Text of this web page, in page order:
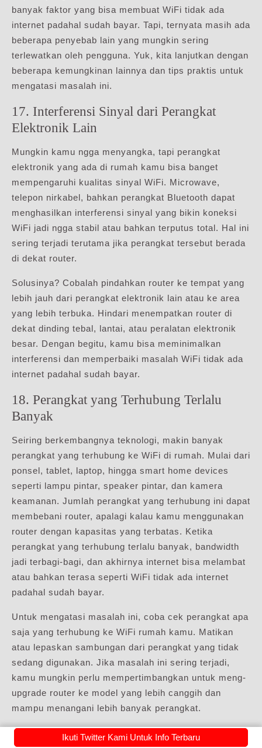
banyak faktor yang bisa membuat WiFi tidak ada
internet padahal sudah bayar. Tapi, ternyata masih ada
beberapa penyebab lain yang mungkin sering
terlewatkan oleh pengguna. Yuk, kita lanjutkan dengan
beberapa kemungkinan lainnya dan tips praktis untuk
mengatasi masalah ini.
17. Interferensi Sinyal dari Perangkat
Elektronik Lain
Mungkin kamu ngga menyangka, tapi perangkat
elektronik yang ada di rumah kamu bisa banget
mempengaruhi kualitas sinyal WiFi. Microwave,
telepon nirkabel, bahkan perangkat Bluetooth dapat
menghasilkan interferensi sinyal yang bikin koneksi
WiFi jadi ngga stabil atau bahkan terputus total. Hal ini
sering terjadi terutama jika perangkat tersebut berada
di dekat router.
Solusinya? Cobalah pindahkan router ke tempat yang
lebih jauh dari perangkat elektronik lain atau ke area
yang lebih terbuka. Hindari menempatkan router di
dekat dinding tebal, lantai, atau peralatan elektronik
besar. Dengan begitu, kamu bisa meminimalkan
interferensi dan memperbaiki masalah WiFi tidak ada
internet padahal sudah bayar.
18. Perangkat yang Terhubung Terlalu
Banyak
Seiring berkembangnya teknologi, makin banyak
perangkat yang terhubung ke WiFi di rumah. Mulai dari
ponsel, tablet, laptop, hingga smart home devices
seperti lampu pintar, speaker pintar, dan kamera
keamanan. Jumlah perangkat yang terhubung ini dapat
membebani router, apalagi kalau kamu menggunakan
router dengan kapasitas yang terbatas. Ketika
perangkat yang terhubung terlalu banyak, bandwidth
jadi terbagi-bagi, dan akhirnya internet bisa melambat
atau bahkan terasa seperti WiFi tidak ada internet
padahal sudah bayar.
Untuk mengatasi masalah ini, coba cek perangkat apa
saja yang terhubung ke WiFi rumah kamu. Matikan
atau lepaskan sambungan dari perangkat yang tidak
sedang digunakan. Jika masalah ini sering terjadi,
kamu mungkin perlu mempertimbangkan untuk meng-
upgrade router ke model yang lebih canggih dan
mampu menangani lebih banyak perangkat.
19. IP Conflict (Konflik Alamat IP)
Pasang IndiHome Klik Disini Sekarang
Ikuti Twitter Kami Untuk Info Terbaru